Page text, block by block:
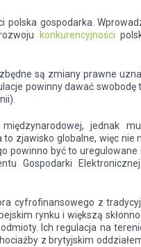
gospodarka.
konkurencyjności
są zmiany prawne
powinny dawać
jednak
zjawisko globalne, więc nie
powinno być to uregulowane
Gospodarki
cyfrofinansowego z
rynku i większą
Ich regulacja na
z brytyjskim